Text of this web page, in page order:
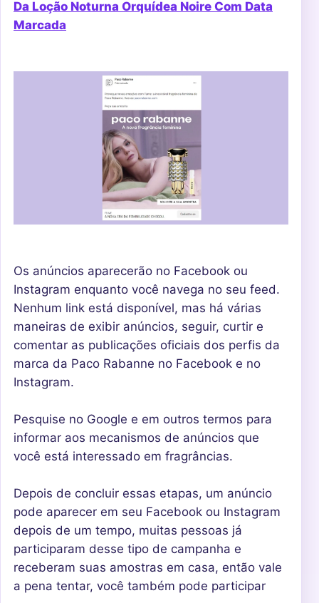
Da Loção Noturna Orquídea Noire Com Data
Marcada
Os anúncios aparecerão no Facebook ou
Instagram enquanto você navega no seu feed.
Nenhum link está disponível, mas há várias
maneiras de exibir anúncios, seguir, curtir e
comentar as publicações oficiais dos perfis da
marca da Paco Rabanne no Facebook e no
Instagram.
Pesquise no Google e em outros termos para
informar aos mecanismos de anúncios que
você está interessado em fragrâncias.
Depois de concluir essas etapas, um anúncio
pode aparecer em seu Facebook ou Instagram
depois de um tempo, muitas pessoas já
participaram desse tipo de campanha e
receberam suas amostras em casa, então vale
a pena tentar, você também pode participar